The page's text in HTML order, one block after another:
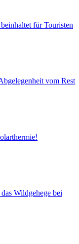
für Touristen
vom Rest
Wildgehege bei